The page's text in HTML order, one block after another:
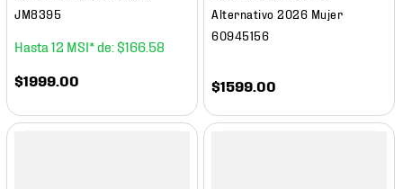
JM8395
12 $166 58
$1999.00
Alternativo 2026 Mujer
60945156
$1599.00